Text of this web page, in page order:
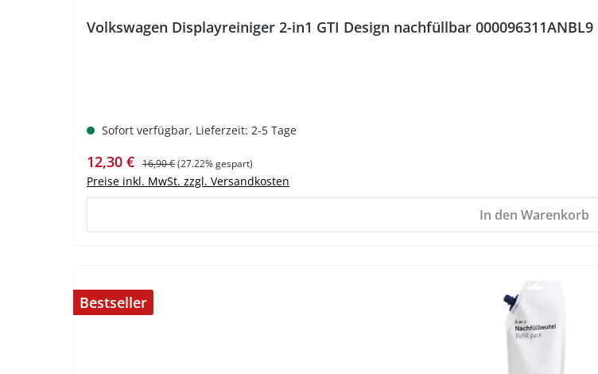
Volkswagen Displayreiniger 2-in1 GTI Design nachfüllbar 000096311ANBL9
Sofort verfügbar, Lieferzeit: 2-5 Tage
Verkaufspreis:
12,30 € Regulärer Preis:
16,90 €(27.22% gespart)
Preise inkl. MwSt. zzgl. Versandkosten
In den Warenkorb
Bestseller